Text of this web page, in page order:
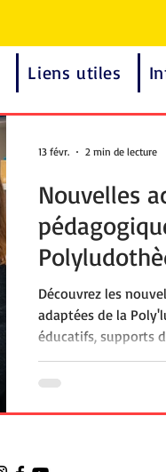
Liens utiles
Nouvelles
son offre à
Découvrez les
adaptées de la
éducatifs, supports
repérage spatial,
inclusifs : une offre
40 €, le service de
médico-social.
13 févr. 2 min de lecture